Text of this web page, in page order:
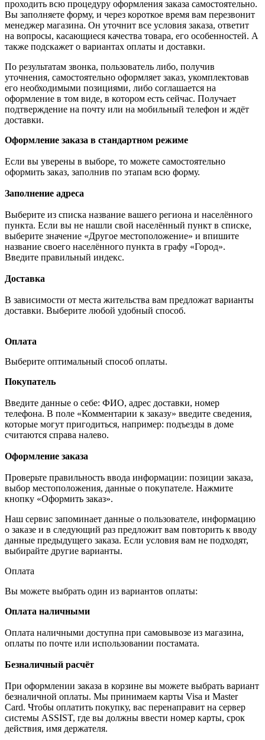
проходить всю процедуру оформления заказа самостоятельно.
Вы заполняете форму, и через короткое время вам перезвонит
менеджер магазина. Он уточнит все условия заказа, ответит
на вопросы, касающиеся качества товара, его особенностей. А
также подскажет о вариантах оплаты и доставки.
По результатам звонка, пользователь либо, получив
уточнения, самостоятельно оформляет заказ, укомплектовав
его необходимыми позициями, либо соглашается на
оформление в том виде, в котором есть сейчас. Получает
подтверждение на почту или на мобильный телефон и ждёт
доставки.
Оформление заказа в стандартном режиме
Если вы уверены в выборе, то можете самостоятельно
оформить заказ, заполнив по этапам всю форму.
Заполнение адреса
Выберите из списка название вашего региона и населённого
пункта. Если вы не нашли свой населённый пункт в списке,
выберите значение «Другое местоположение» и впишите
название своего населённого пункта в графу «Город».
Введите правильный индекс.
Доставка
В зависимости от места жительства вам предложат варианты
доставки. Выберите любой удобный способ.
Оплата
Выберите оптимальный способ оплаты.
Покупатель
Введите данные о себе: ФИО, адрес доставки, номер
телефона. В поле «Комментарии к заказу» введите сведения,
которые могут пригодиться, например: подъезды в доме
считаются справа налево.
Оформление заказа
Проверьте правильность ввода информации: позиции заказа,
выбор местоположения, данные о покупателе. Нажмите
кнопку «Оформить заказ».
Наш сервис запоминает данные о пользователе, информацию
о заказе и в следующий раз предложит вам повторить к вводу
данные предыдущего заказа. Если условия вам не подходят,
выбирайте другие варианты.
Оплата
Вы можете выбрать один из вариантов оплаты:
Оплата наличными
Оплата наличными доступна при самовывозе из магазина,
оплаты по почте или использовании постамата.
Безналичный расчёт
При оформлении заказа в корзине вы можете выбрать вариант
безналичной оплаты. Мы принимаем карты Visa и Master
Card. Чтобы оплатить покупку, вас перенаправит на сервер
системы ASSIST, где вы должны ввести номер карты, срок
действия, имя держателя.